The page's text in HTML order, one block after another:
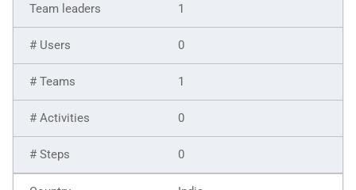
1
0
1
0
0